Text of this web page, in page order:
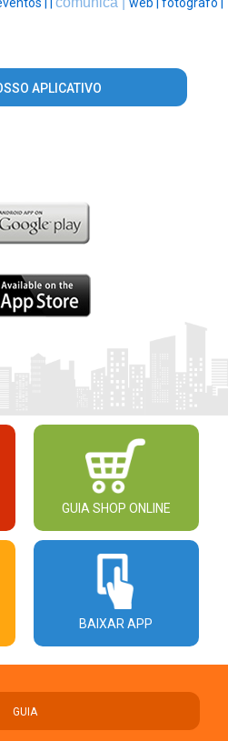
APLICATIVO
GUIA SHOP ONLINE
BAIXAR APP
GUIA